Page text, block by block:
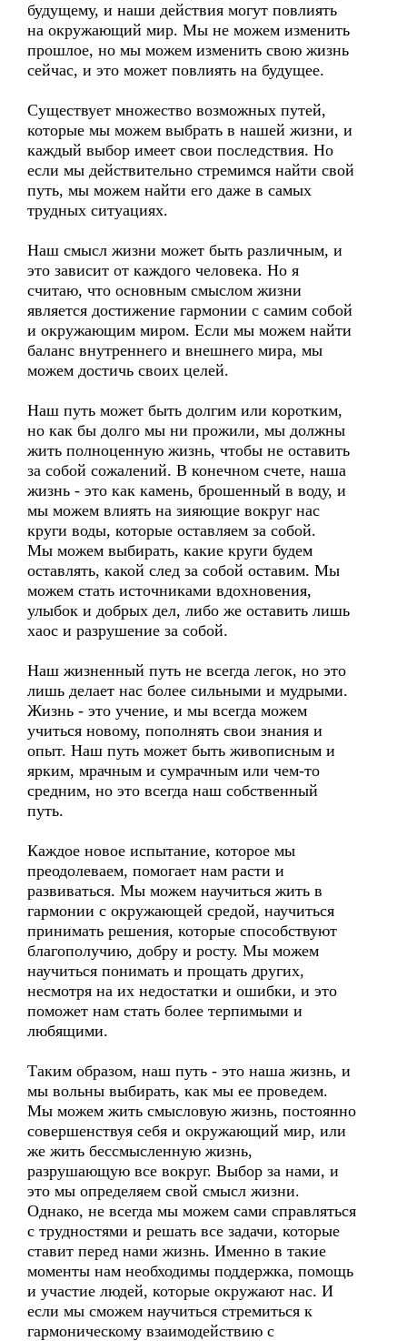
будущему, и наши действия могут повлиять
на окружающий мир. Мы не можем изменить
прошлое, но мы можем изменить свою жизнь
сейчас, и это может повлиять на будущее.
Существует множество возможных путей,
которые мы можем выбрать в нашей жизни, и
каждый выбор имеет свои последствия. Но
если мы действительно стремимся найти свой
путь, мы можем найти его даже в самых
трудных ситуациях.
Наш смысл жизни может быть различным, и
это зависит от каждого человека. Но я
считаю, что основным смыслом жизни
является достижение гармонии с самим собой
и окружающим миром. Если мы можем найти
баланс внутреннего и внешнего мира, мы
можем достичь своих целей.
Наш путь может быть долгим или коротким,
но как бы долго мы ни прожили, мы должны
жить полноценную жизнь, чтобы не оставить
за собой сожалений. В конечном счете, наша
жизнь - это как камень, брошенный в воду, и
мы можем влиять на зияющие вокруг нас
круги воды, которые оставляем за собой.
Мы можем выбирать, какие круги будем
оставлять, какой след за собой оставим. Мы
можем стать источниками вдохновения,
улыбок и добрых дел, либо же оставить лишь
хаос и разрушение за собой.
Наш жизненный путь не всегда легок, но это
лишь делает нас более сильными и мудрыми.
Жизнь - это учение, и мы всегда можем
учиться новому, пополнять свои знания и
опыт. Наш путь может быть живописным и
ярким, мрачным и сумрачным или чем-то
средним, но это всегда наш собственный
путь.
Каждое новое испытание, которое мы
преодолеваем, помогает нам расти и
развиваться. Мы можем научиться жить в
гармонии с окружающей средой, научиться
принимать решения, которые способствуют
благополучию, добру и росту. Мы можем
научиться понимать и прощать других,
несмотря на их недостатки и ошибки, и это
поможет нам стать более терпимыми и
любящими.
Таким образом, наш путь - это наша жизнь, и
мы вольны выбирать, как мы ее проведем.
Мы можем жить смысловую жизнь, постоянно
совершенствуя себя и окружающий мир, или
же жить бессмысленную жизнь,
разрушающую все вокруг. Выбор за нами, и
это мы определяем свой смысл жизни.
Однако, не всегда мы можем сами справляться
с трудностями и решать все задачи, которые
ставит перед нами жизнь. Именно в такие
моменты нам необходимы поддержка, помощь
и участие людей, которые окружают нас. И
если мы сможем научиться стремиться к
гармоническому взаимодействию с